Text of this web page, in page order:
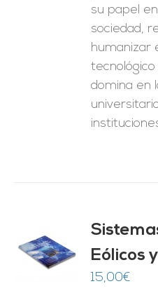
su papel
sociedad,
humanizar
domina en
Eólicos
15,00€